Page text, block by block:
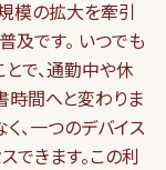
模の拡大を牽引
及です。 いつでも
で、通勤中や休
時間へと変わりま
、一つのデバイス
できます。この利